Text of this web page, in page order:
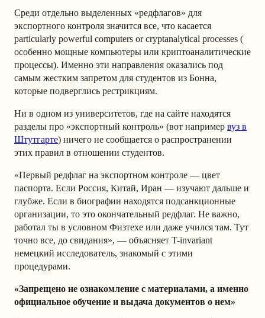
Среди отдельно выделенных «редфлагов» для
экспортного контроля значится все, что касается
particularly powerful computers or cryptanalytical processes (​​
особенно мощные компьютеры или криптоаналитические
процессы). Именно эти направления оказались под
самым жестким запретом для студентов из Бонна,
которые подверглись рестрикциям.
Ни в одном из университетов, где на сайте находятся
разделы про «экспортный контроль» (вот например вуз в
Штутгарте) ничего не сообщается о распространении
этих правил в отношении студентов.
«Первый редфлаг на экспортном контроле — цвет
паспорта. Если Россия, Китай, Иран — изучают дальше и
глубже. Если в биографии находятся подсанкционные
организации, то это окончательный редфлаг. Не важно,
работал ты в условном Физтехе или даже учился там. Тут
точно все, до свидания», — объясняет T-invariant
немецкий исследователь, знакомый с этими
процедурами.
«Запрещено не ознакомление с материалами, а именно
официальное обучение и выдача документов о нем»